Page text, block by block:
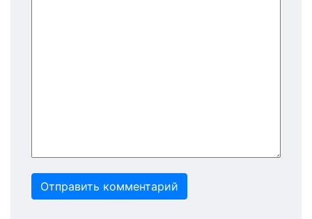
Отправить комментарий